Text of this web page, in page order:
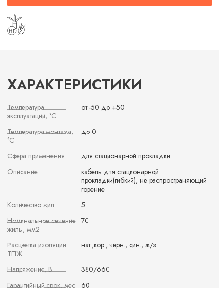
ХАРАКТЕРИСТИКИ
Температура
эксплуатации, °С
от -50 до +50
Температура монтажа,
°С
до 0
Сфера применения
для стационарной прокладки
Описание
кабель для стационарной
прокладки(гибкий), не распространяющий
горение
Количество жил
5
Номинальное сечение
жилы, мм2
70
Расцветка изоляции
ТПЖ
нат.,кор., черн., син., ж/з.
Напряжение, В
380/660
Гарантийный срок, мес
60